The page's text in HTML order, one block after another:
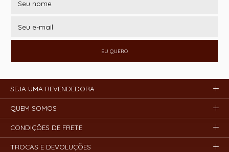
EU QUERO
SEJA UMA REVENDEDORA
QUEM SOMOS
CONDIÇÕES DE FRETE
TROCAS E DEVOLUÇÕES